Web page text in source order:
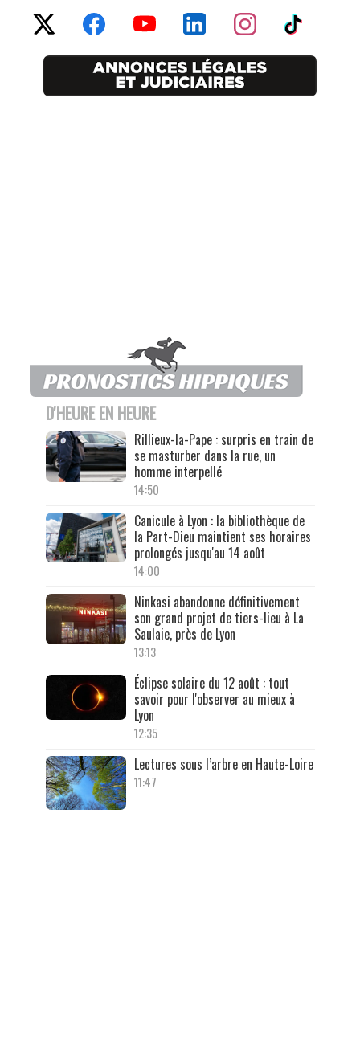
D'HEURE EN HEURE
Rillieux-la-Pape : surpris en train de
se masturber dans la rue, un
homme interpellé
14:50
Canicule à Lyon : la bibliothèque de
la Part-Dieu maintient ses horaires
prolongés jusqu'au 14 août
14:00
Ninkasi abandonne définitivement
son grand projet de tiers-lieu à La
Saulaie, près de Lyon
13:13
Éclipse solaire du 12 août : tout
savoir pour l'observer au mieux à
Lyon
12:35
Lectures sous l’arbre en Haute-Loire
11:47